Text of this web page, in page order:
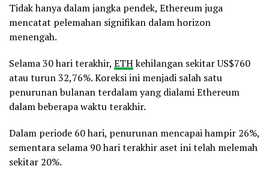
Tidak hanya dalam jangka pendek, Ethereum juga
mencatat pelemahan signifikan dalam horizon
menengah.
Selama 30 hari terakhir, ETHkehilangan sekitar US$760
atau turun 32,76%. Koreksi ini menjadi salah satu
penurunan bulanan terdalam yang dialami Ethereum
dalam beberapa waktu terakhir.
Dalam periode 60 hari, penurunan mencapai hampir 26%,
sementara selama 90 hari terakhir aset ini telah melemah
sekitar 20%.